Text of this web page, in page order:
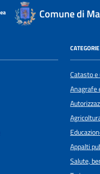
Comune di
Catasto
Anagrafe
Appalti
Salute,